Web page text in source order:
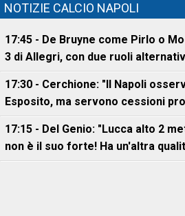
NOTIZIE CALCIO NAPOLI
17:45 - De Bruyne come Pirlo o
3 di Allegri, con due ruoli
17:30 - Cerchione: "Il Napoli
Esposito, ma servono cessioni
17:15 - Del Genio: "Lucca alto 2
non è il suo forte! Ha un'altra